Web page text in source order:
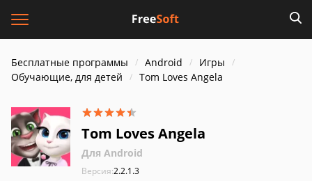
Бесплатные программы Android
Игры
Обучающие, для детей
Tom Loves Angela
Tom Loves Angela
Для Android
Версия:2.2.1.3